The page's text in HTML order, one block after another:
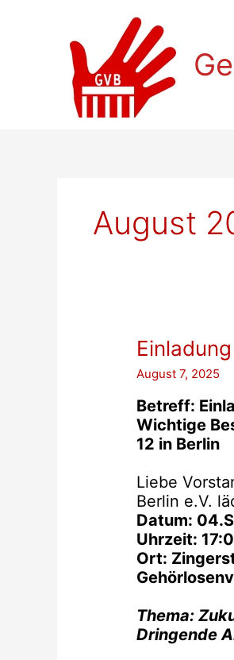
August
August 7, 2025
Betreff:
Wichtige
12 in Berlin
Liebe
Berlin e.V.
Datum:
Uhrzeit:
Ort:
Thema:
Dringende